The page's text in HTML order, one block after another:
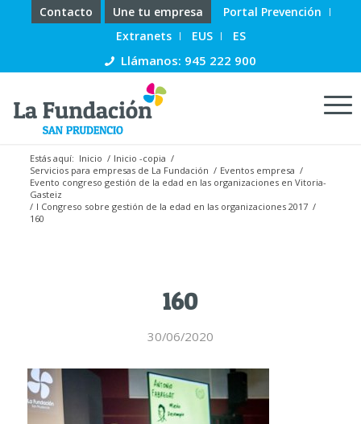
Contacto Une tu empresa
Portal Prevención
Extranets
EUS ES
Llámanos: 945 222 900
Estás aquí: Inicio / Inicio -copia /
Servicios para empresas de La Fundación / Eventos empresa /
Evento congreso gestión de la edad en las organizaciones en Vitoria-
Gasteiz
/ I Congreso sobre gestión de la edad en las organizaciones 2017 /
160
160
30/06/2020